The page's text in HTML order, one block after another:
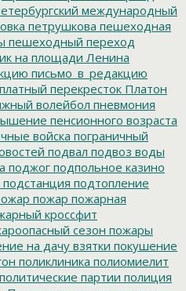
международный
петрушкова пешеходная
пешеходный переход
на площади Ленина
письмо_в_редакцию
платный перекресток Платон
волейбол пневмония
пенсионного возраста
войска пограничный
подвал подвоз воды
поджог подпольное казино
подстанция подтопление
пожар пожарная
кроссфит
сезон пожары
на дачу взятки покушение
поликлиника полиомиелит
политические партии полиция